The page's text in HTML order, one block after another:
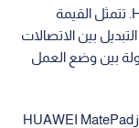
لاسلكيا على حاسوب HUAWEI MateBook D15. تتمثل القيمة
بين الاتصالات
بين وضع العمل
من ناحية أخرى، عندما تقوم بعرض شاشة جهازHUAWEI MatePad